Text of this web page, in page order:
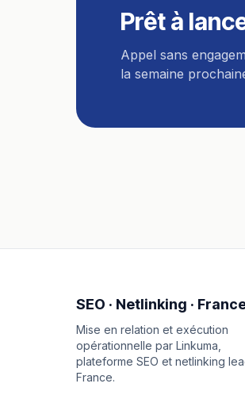
Prêt à
Appel sans
la semaine
SEO · Netlinking ·
Mise en relation et exécution
opérationnelle par Linkuma
plateforme SEO et netlinking
France.